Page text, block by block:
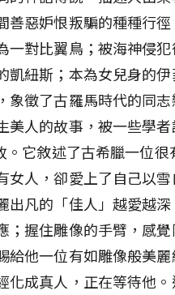
善惡妒恨叛騙的種種行
一對比翼鳥；被海神侵
凱紐斯；本為女兒身的伊
徵了古羅馬時代的同志
美人的故事，被一些學
它敘述了古希臘一位很
女人，卻愛上了自己以
出凡的「佳人」越愛越
；握住雕像的手臂，感
給他一位有如雕像般美
化成真人，正在等待他